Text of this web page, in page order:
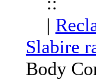
|
Slabire
Body